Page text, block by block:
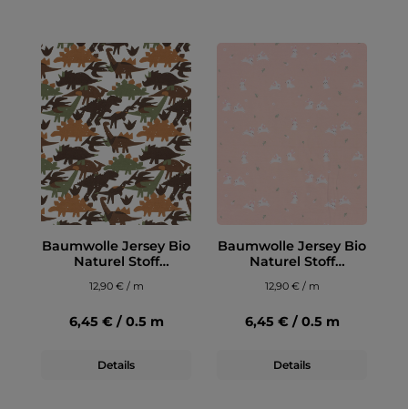
Baumwolle Jersey Bio
Naturel Stoff
bedruckt Dinosaurier
Wollweiß
12,90 € / m
6,45 € / 0.5 m
Details
Baumwolle Jersey Bio
Naturel Stoff
bedruckt Häschen
Rosa
12,90 € / m
6,45 € / 0.5 m
Details